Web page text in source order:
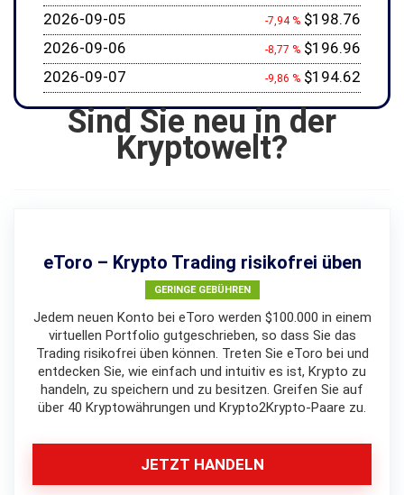
2026-09-05
-7,94 % $198.76
2026-09-06
-8,77 % $196.96
2026-09-07
-9,86 % $194.62
Sind Sie neu in der
Kryptowelt?
eToro – Krypto Trading risikofrei üben
GERINGE GEBÜHREN
Jedem neuen Konto bei eToro werden $100.000 in einem
virtuellen Portfolio gutgeschrieben, so dass Sie das
Trading risikofrei üben können. Treten Sie eToro bei und
entdecken Sie, wie einfach und intuitiv es ist, Krypto zu
handeln, zu speichern und zu besitzen. Greifen Sie auf
über 40 Kryptowährungen und Krypto2Krypto-Paare zu.
JETZT HANDELN